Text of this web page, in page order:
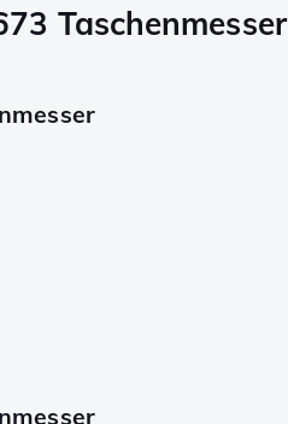
Taschenmesser